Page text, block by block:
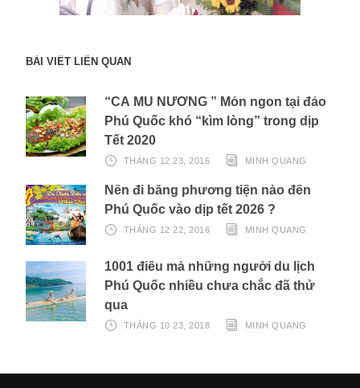
BÀI VIẾT LIÊN QUAN
“CÁ MÚ NƯỚNG ” Món ngon tại đảo
Phú Quốc khó “kìm lòng” trong dịp
Tết 2020
THÁNG 12 23, 2016 MINH QUANG
Nên đi bằng phương tiện nào đến
Phú Quốc vào dịp tết 2026 ?
THÁNG 12 22, 2016 MINH QUANG
1001 điều mà những người du lịch
Phú Quốc nhiều chưa chắc đã thử
qua
THÁNG 10 23, 2018 MINH QUANG